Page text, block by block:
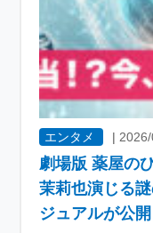
エンタメ |
劇場版 薬屋の
茉莉也演じる
ジュアルが公開